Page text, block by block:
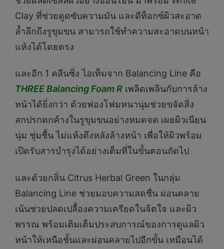
Clay ที่ช่วยดูดซับความมัน และดีท็อกซ์ผิวสะอาด
ล้ำลึกถึงรูขุมขน สามารถใช้ทำความสะอาดบนหน้า
แห้งได้โดยตรง
และอีก 1 คลีนซิ่ง ไอเท็มจาก Balancing Line คือ
THREE Balancing Foam R เพลิดเพลินกับการล้าง
หน้าได้ยิ่งกว่า ด้วยฟองโฟมหนานุ่มช่วยขจัดสิ่ง
สกปรกตกค้างในรูขุมขนอย่างหมดจด เผยผิวเนียน
นุ่ม ชุ่มชื้น ไม่แห้งตึงหลังล้างหน้า เพื่อให้ผิวพร้อม
เปิดรับสารบำรุงได้อย่างเต็มที่ในขั้นตอนถัดไป
และด้วยกลิ่น Citrus Herbal Green ในกลุ่ม
Balancing Line ช่วยมอบความสดชื่น ผ่อนคลาย
เน้นช่วยปลดเปลื้องความเครียดในจิตใจ และผิว
พรรณ พร้อมเติมเต็มประสบการณ์ของการดูแลผิว
หน้าให้เหนือชั้นและผ่อนคลายไปอีกขั้น เหมือนได้